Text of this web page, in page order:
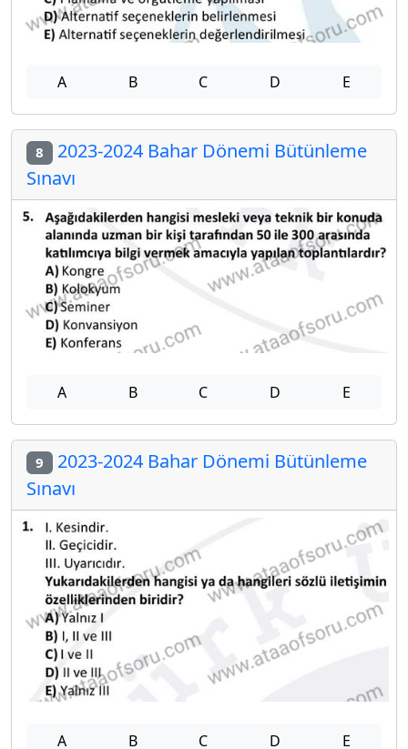
A B C D E
8 2023-2024 Bahar Dönemi Bütünleme
Sınavı
A B C D E
9 2023-2024 Bahar Dönemi Bütünleme
Sınavı
A B C D E